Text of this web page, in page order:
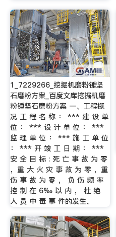
1_7229266_挖掘机磨粉锤坚
石磨粉方案_百度文库挖掘机磨
粉锤坚石磨粉方案 一、工程概
况 工 程 名 称 ： *** 建 设 单
位 ： *** 设 计 单 位 ： ***
监 理 单 位 ： *** 施 工 单 位
： *** 开 竣 工 日 期 ： ***
安 全 目 标 : 死 亡 事 故 为 零
，重 大 火 灾 事 故 为 零 ，重
伤 事 故 为 零 ， 负 伤 频 率
控 制 在 6‰ 以 内 ， 杜 绝
人 员 中 毒 事 件的发生。